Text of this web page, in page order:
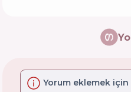
Yorum eklemek